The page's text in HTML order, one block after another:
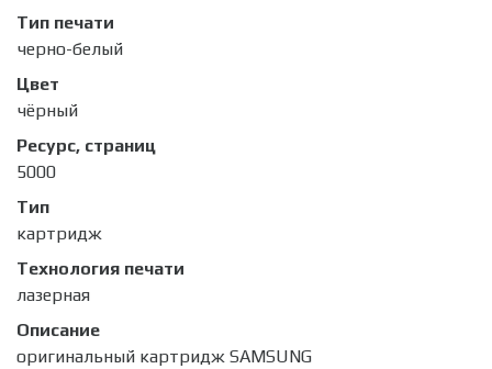
Тип печати
черно-белый
Цвет
чёрный
Ресурс, страниц
5000
Тип
картридж
Технология печати
лазерная
Описание
оригинальный картридж SAMSUNG